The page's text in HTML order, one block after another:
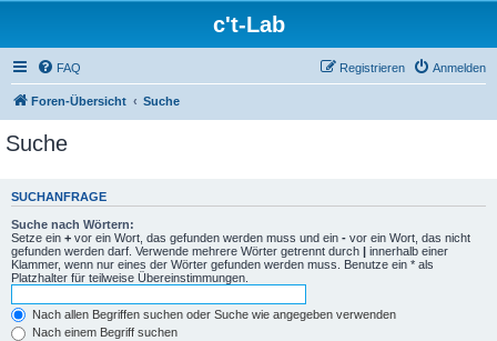
c't-Lab
FAQ Anmelden
Registrieren
Foren-Übersicht Suche
Suche
SUCHANFRAGE
Suche nach Wörtern:
Setze ein + vor ein Wort, das gefunden werden muss und ein - vor ein Wort, das nicht
gefunden werden darf. Verwende mehrere Wörter getrennt durch | innerhalb einer
Klammer, wenn nur eines der Wörter gefunden werden muss. Benutze ein * als
Platzhalter für teilweise Übereinstimmungen.
Nach allen Begriffen suchen oder Suche wie angegeben verwenden
Nach einem Begriff suchen